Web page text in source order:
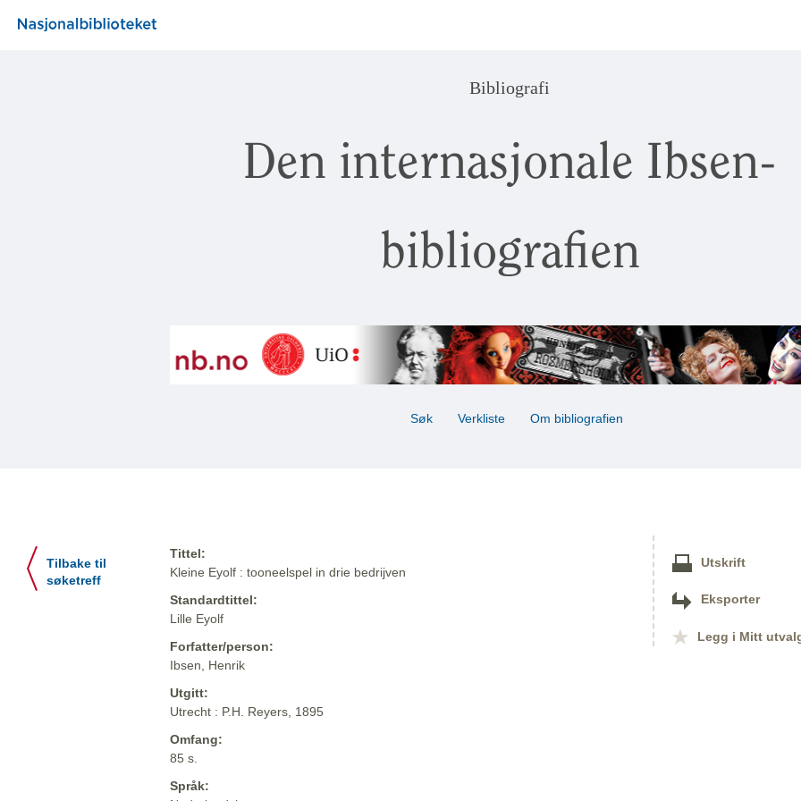
Bibliografi
Den internasjonale Ibsen-
bibliografien
Søk Verkliste Om bibliografien
Tilbake til
søketreff
Tittel:
Kleine Eyolf : tooneelspel in drie bedrijven
Standardtittel:
Lille Eyolf
Forfatter/person:
Ibsen, Henrik
Utgitt:
Utrecht : P.H. Reyers, 1895
Omfang:
85 s.
Språk:
Utskrift
Eksporter
Legg i Mitt